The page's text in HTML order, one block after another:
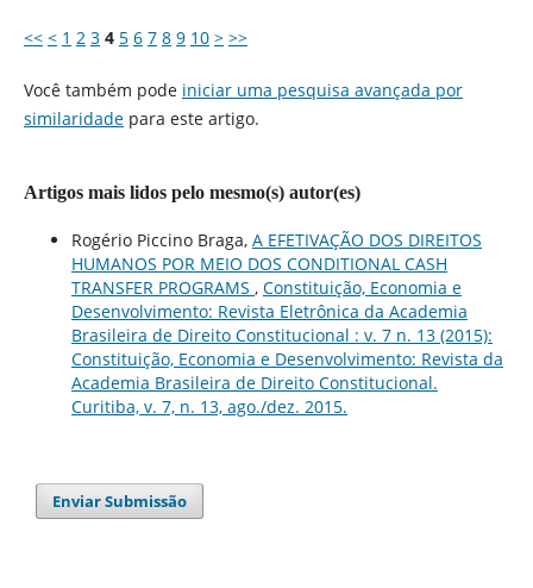
<< < 1 2 3 4 5 6 7 8 9 10 > >>
Você também pode iniciar uma pesquisa avançada por
similaridadepara este artigo.
Artigos mais lidos pelo mesmo(s) autor(es)
Rogério Piccino Braga, A EFETIVAÇÃO DOS DIREITOS
HUMANOS POR MEIO DOS CONDITIONAL CASH
TRANSFER PROGRAMS , Constituição, Economia e
Desenvolvimento: Revista Eletrônica da Academia
Brasileira de Direito Constitucional : v. 7 n. 13 (2015):
Constituição, Economia e Desenvolvimento: Revista da
Academia Brasileira de Direito Constitucional.
Curitiba, v. 7, n. 13, ago./dez. 2015.
Enviar Submissão